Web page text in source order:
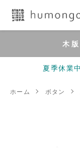
木
夏季休業
ホーム ボタン